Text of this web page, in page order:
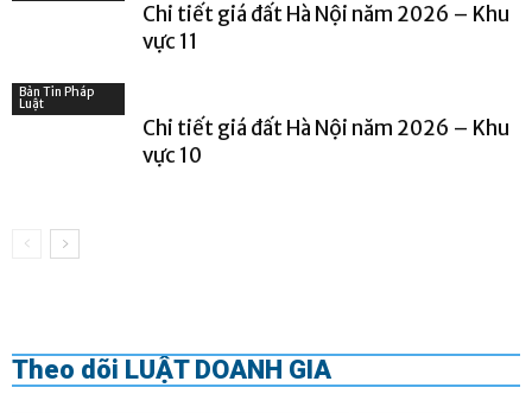
Chi tiết giá đất Hà Nội năm 2026 – Khu
vực 11
Bản Tin Pháp
Luật
Chi tiết giá đất Hà Nội năm 2026 – Khu
vực 10
Theo dõi LUẬT DOANH GIA